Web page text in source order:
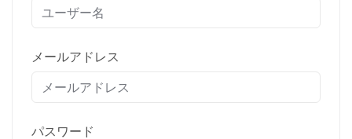
メールアドレス
パスワード